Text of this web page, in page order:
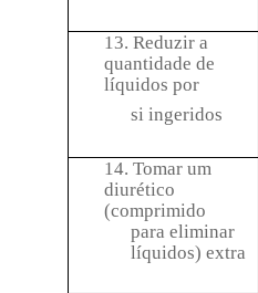
13. Reduzir a
quantidade de
líquidos por
si ingeridos
14. Tomar um
diurético
(comprimido
para eliminar
líquidos) extra